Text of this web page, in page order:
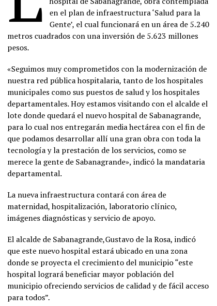
en el plan de infraestructura ‘Salud para la
Gente’, el cual funcionará en un área de 5.240
metros cuadrados con una inversión de 5.623 millones
pesos.
«Seguimos muy comprometidos con la modernización de
nuestra red pública hospitalaria, tanto de los hospitales
municipales como sus puestos de salud y los hospitales
departamentales. Hoy estamos visitando con el alcalde el
lote donde quedará el nuevo hospital de Sabanagrande,
para lo cual nos entregarán media hectárea con el fin de
que podamos desarrollar allí una gran obra con toda la
tecnología y la prestación de los servicios, como se
merece la gente de Sabanagrande», indicó la mandataria
departamental.
La nueva infraestructura contará con área de
maternidad, hospitalización, laboratorio clínico,
imágenes diagnósticas y servicio de apoyo.
El alcalde de Sabanagrande,Gustavo de la Rosa, indicó
que este nuevo hospital estará ubicado en una zona
donde se proyecta el crecimiento del municipio “este
hospital logrará beneficiar mayor población del
municipio ofreciendo servicios de calidad y de fácil acceso
para todos”.